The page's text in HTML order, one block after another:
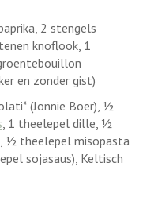
2 stengels
knoflook, 1
en zonder gist)
(Jonnie Boer), ½
, 1 theelepel dille, ½
½ theelepel misopasta
sojasaus), Keltisch